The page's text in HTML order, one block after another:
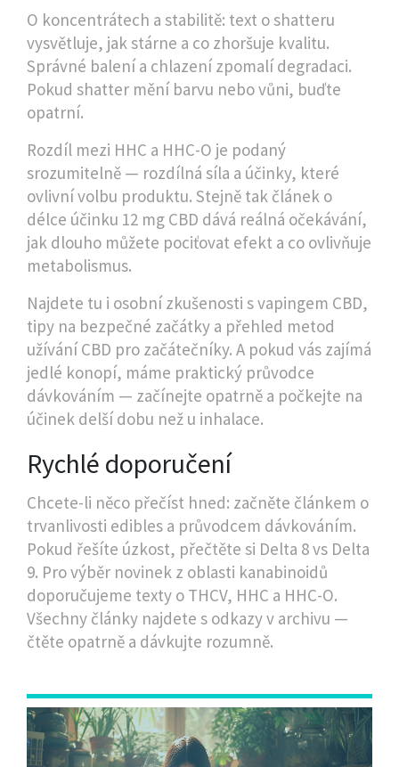
O koncentrátech a stabilitě: text o shatteru
vysvětluje, jak stárne a co zhoršuje kvalitu.
Správné balení a chlazení zpomalí degradaci.
Pokud shatter mění barvu nebo vůni, buďte
opatrní.
Rozdíl mezi HHC a HHC-O je podaný
srozumitelně — rozdílná síla a účinky, které
ovlivní volbu produktu. Stejně tak článek o
délce účinku 12 mg CBD dává reálná očekávání,
jak dlouho můžete pociťovat efekt a co ovlivňuje
metabolismus.
Najdete tu i osobní zkušenosti s vapingem CBD,
tipy na bezpečné začátky a přehled metod
užívání CBD pro začátečníky. A pokud vás zajímá
jedlé konopí, máme praktický průvodce
dávkováním — začínejte opatrně a počkejte na
účinek delší dobu než u inhalace.
Rychlé doporučení
Chcete-li něco přečíst hned: začněte článkem o
trvanlivosti edibles a průvodcem dávkováním.
Pokud řešíte úzkost, přečtěte si Delta 8 vs Delta
9. Pro výběr novinek z oblasti kanabinoidů
doporučujeme texty o THCV, HHC a HHC-O.
Všechny články najdete s odkazy v archivu —
čtěte opatrně a dávkujte rozumně.